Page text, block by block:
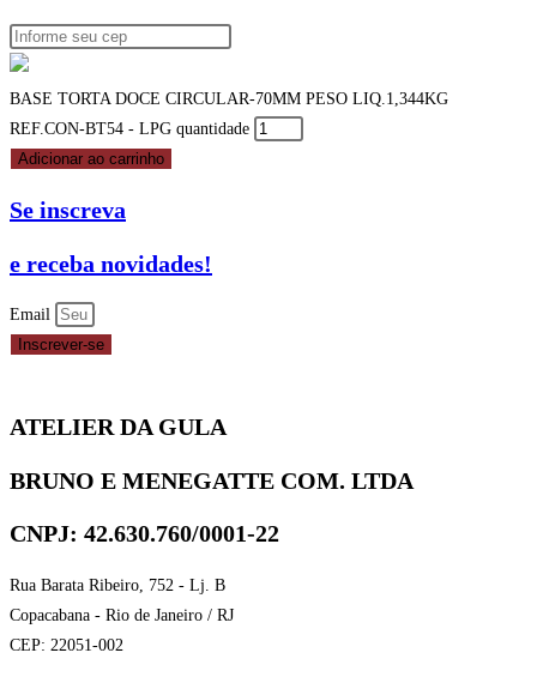
BASE TORTA DOCE CIRCULAR-70MM PESO LIQ.1,344KG
REF.CON-BT54 - LPG quantidade
Adicionar ao carrinho
Se inscreva
e receba novidades!
Email
Inscrever-se
ATELIER DA GULA
BRUNO E MENEGATTE COM. LTDA
CNPJ: 42.630.760/0001-22
Rua Barata Ribeiro, 752 - Lj. B
Copacabana - Rio de Janeiro / RJ
CEP: 22051-002